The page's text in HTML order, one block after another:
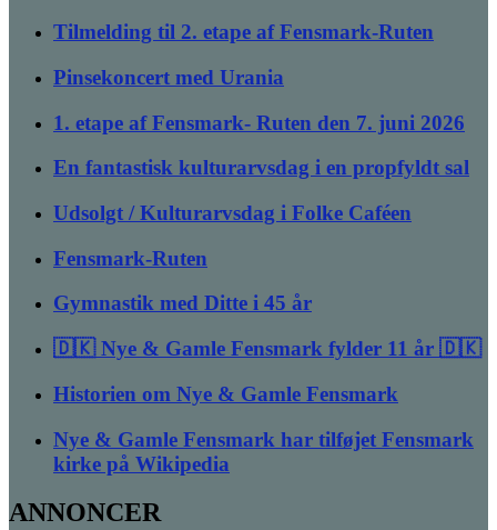
Tilmelding til 2. etape af Fensmark-Ruten
Pinsekoncert med Urania
1. etape af Fensmark- Ruten den 7. juni 2026
En fantastisk kulturarvsdag i en propfyldt sal
Udsolgt / Kulturarvsdag i Folke Caféen
Fensmark-Ruten
Gymnastik med Ditte i 45 år
🇩🇰 Nye & Gamle Fensmark fylder 11 år 🇩🇰
Historien om Nye & Gamle Fensmark
Nye & Gamle Fensmark har tilføjet Fensmark
kirke på Wikipedia
ANNONCER